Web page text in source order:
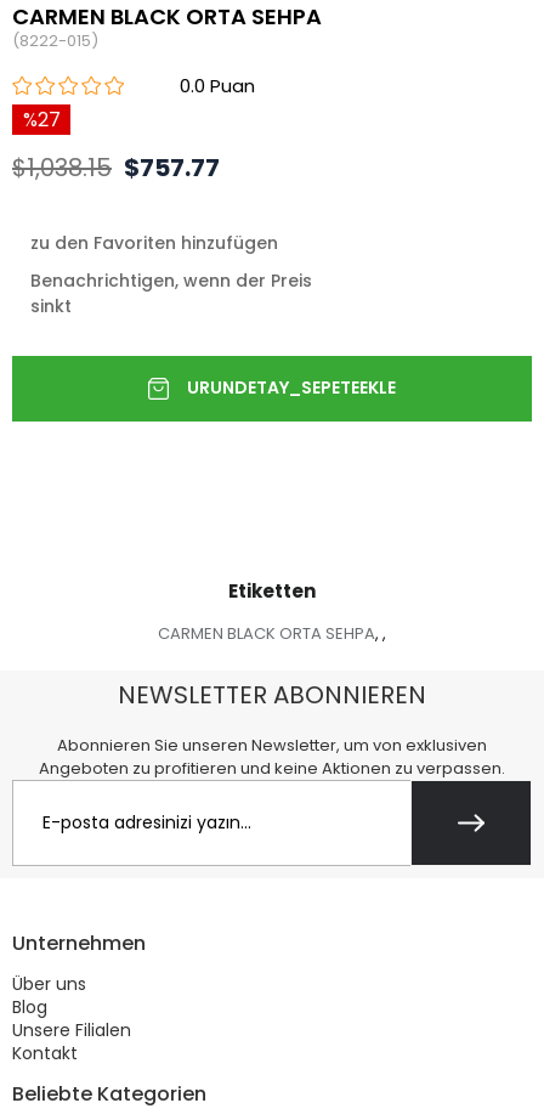
CARMEN BLACK ORTA SEHPA
(8222-015)
0.0
27
$1,038.15 $757.77
zu den Favoriten hinzufügen
Benachrichtigen, wenn der Preis
sinkt
Etiketten
CARMEN BLACK ORTA SEHPA, ,
NEWSLETTER ABONNIEREN
Abonnieren Sie unseren Newsletter, um von exklusiven
Angeboten zu profitieren und keine Aktionen zu verpassen.
Unternehmen
Über uns
Blog
Unsere Filialen
Kontakt
Beliebte Kategorien